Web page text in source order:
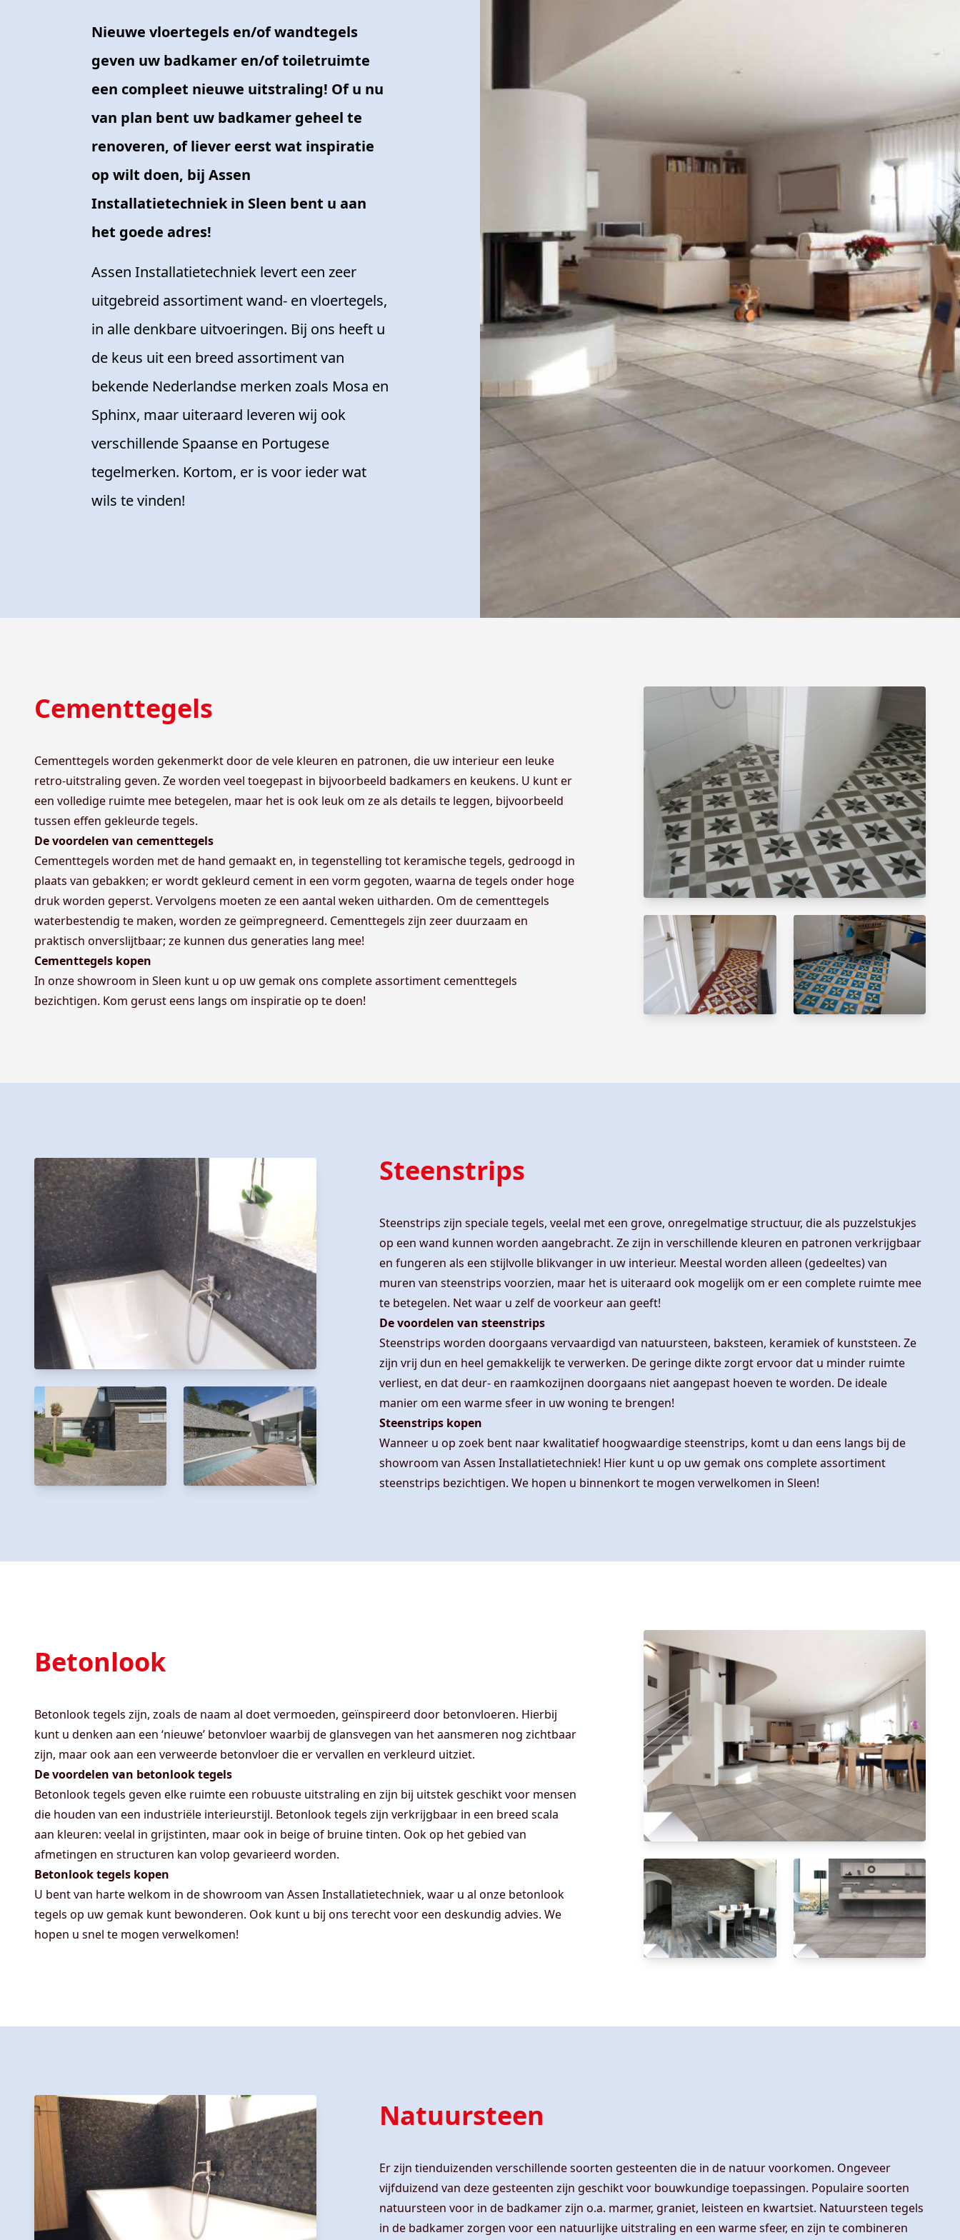
Nieuwe vloertegels en/of wandtegels
geven uw badkamer en/of toiletruimte
een compleet nieuwe uitstraling! Of u nu
van plan bent uw badkamer geheel te
renoveren, of liever eerst wat inspiratie
op wilt doen, bij Assen
Installatietechniek in Sleen bent u aan
het goede adres!
Assen Installatietechniek levert een zeer
uitgebreid assortiment wand- en vloertegels,
in alle denkbare uitvoeringen. Bij ons heeft u
de keus uit een breed assortiment van
bekende Nederlandse merken zoals Mosa en
Sphinx, maar uiteraard leveren wij ook
verschillende Spaanse en Portugese
tegelmerken. Kortom, er is voor ieder wat
wils te vinden!
Cementtegels
Cementtegels worden gekenmerkt door de vele kleuren en patronen, die uw interieur een leuke
retro-uitstraling geven. Ze worden veel toegepast in bijvoorbeeld badkamers en keukens. U kunt er
een volledige ruimte mee betegelen, maar het is ook leuk om ze als details te leggen, bijvoorbeeld
tussen effen gekleurde tegels.
De voordelen van cementtegels
Cementtegels worden met de hand gemaakt en, in tegenstelling tot keramische tegels, gedroogd in
plaats van gebakken; er wordt gekleurd cement in een vorm gegoten, waarna de tegels onder hoge
druk worden geperst. Vervolgens moeten ze een aantal weken uitharden. Om de cementtegels
waterbestendig te maken, worden ze geïmpregneerd. Cementtegels zijn zeer duurzaam en
praktisch onverslijtbaar; ze kunnen dus generaties lang mee!
Cementtegels kopen
In onze showroom in Sleen kunt u op uw gemak ons complete assortiment cementtegels
bezichtigen. Kom gerust eens langs om inspiratie op te doen!
Steenstrips
Steenstrips zijn speciale tegels, veelal met een grove, onregelmatige structuur, die als puzzelstukjes
op een wand kunnen worden aangebracht. Ze zijn in verschillende kleuren en patronen verkrijgbaar
en fungeren als een stijlvolle blikvanger in uw interieur. Meestal worden alleen (gedeeltes) van
muren van steenstrips voorzien, maar het is uiteraard ook mogelijk om er een complete ruimte mee
te betegelen. Net waar u zelf de voorkeur aan geeft!
De voordelen van steenstrips
Steenstrips worden doorgaans vervaardigd van natuursteen, baksteen, keramiek of kunststeen. Ze
zijn vrij dun en heel gemakkelijk te verwerken. De geringe dikte zorgt ervoor dat u minder ruimte
verliest, en dat deur- en raamkozijnen doorgaans niet aangepast hoeven te worden. De ideale
manier om een warme sfeer in uw woning te brengen!
Steenstrips kopen
Wanneer u op zoek bent naar kwalitatief hoogwaardige steenstrips, komt u dan eens langs bij de
showroom van Assen Installatietechniek! Hier kunt u op uw gemak ons complete assortiment
steenstrips bezichtigen. We hopen u binnenkort te mogen verwelkomen in Sleen!
Betonlook
Betonlook tegels zijn, zoals de naam al doet vermoeden, geïnspireerd door betonvloeren. Hierbij
kunt u denken aan een ‘nieuwe’ betonvloer waarbij de glansvegen van het aansmeren nog zichtbaar
zijn, maar ook aan een verweerde betonvloer die er vervallen en verkleurd uitziet.
De voordelen van betonlook tegels
Betonlook tegels geven elke ruimte een robuuste uitstraling en zijn bij uitstek geschikt voor mensen
die houden van een industriële interieurstijl. Betonlook tegels zijn verkrijgbaar in een breed scala
aan kleuren: veelal in grijstinten, maar ook in beige of bruine tinten. Ook op het gebied van
afmetingen en structuren kan volop gevarieerd worden.
Betonlook tegels kopen
U bent van harte welkom in de showroom van Assen Installatietechniek, waar u al onze betonlook
tegels op uw gemak kunt bewonderen. Ook kunt u bij ons terecht voor een deskundig advies. We
hopen u snel te mogen verwelkomen!
Natuursteen
Er zijn tienduizenden verschillende soorten gesteenten die in de natuur voorkomen. Ongeveer
vijfduizend van deze gesteenten zijn geschikt voor bouwkundige toepassingen. Populaire soorten
natuursteen voor in de badkamer zijn o.a. marmer, graniet, leisteen en kwartsiet. Natuursteen tegels
in de badkamer zorgen voor een natuurlijke uitstraling en een warme sfeer, en zijn te combineren